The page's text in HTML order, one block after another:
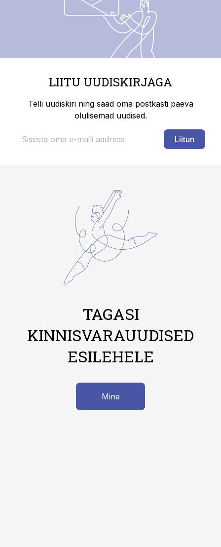
LIITU UUDISKIRJAGA
Telli uudiskiri ning saad oma postkasti päeva
olulisemad uudised.
Liitun
TAGASI
KINNISVARAUUDISED
ESILEHELE
Mine